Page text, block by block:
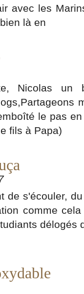
avec les
là en
Nicolas un
le pas
fils à Papa)
de s'écouler,
comme
délogés